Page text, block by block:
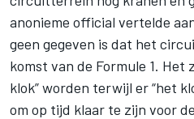
anonieme official vertelde
geen gegeven is dat het
komst van de Formule 1. Het
klok” worden terwijl er “het
om op tijd klaar te zijn voor